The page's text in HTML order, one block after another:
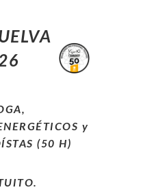
y
(50 H)